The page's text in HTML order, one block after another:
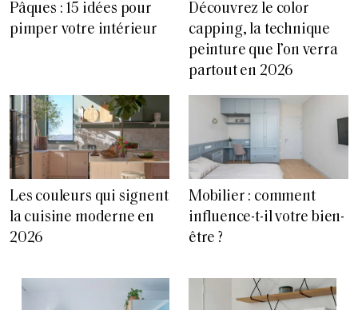
Pâques : 15 idées pour
pimper votre intérieur
Découvrez le color
capping, la technique
peinture que l’on verra
partout en 2026
Les couleurs qui signent
la cuisine moderne en
2026
Mobilier : comment
influence-t-il votre bien-
être ?